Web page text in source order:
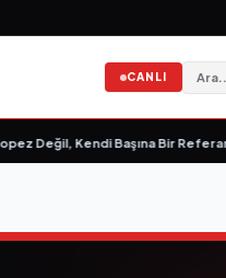
CANLI
Değil, Kendi Başına Bir